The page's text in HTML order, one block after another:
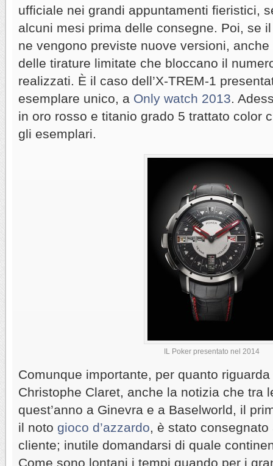
ufficiale nei grandi appuntamenti fieristici,
alcuni mesi prima delle consegne. Poi, se
ne vengono previste nuove versioni, anche
delle tirature limitate che bloccano il
realizzati. È il caso dell’X-TREM-1
esemplare unico, a Only watch 2013 .
in oro rosso e titanio grado 5 trattato color
gli esemplari.
IL Poker presentato nel 2014
Comunque importante, per quanto
Christophe Claret, anche la notizia che tra
quest’anno a Ginevra e a Baselworld, il
il noto gioco d’azzardo , è stato
cliente; inutile domandarsi di quale
Come sono lontani i tempi quando per i